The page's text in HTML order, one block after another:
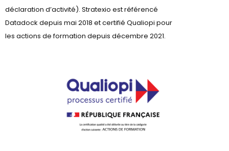
déclaration d’activité). Stratexio est référencé
Datadock depuis mai 2018 et certifié Qualiopi pour
les actions de formation depuis décembre 2021.